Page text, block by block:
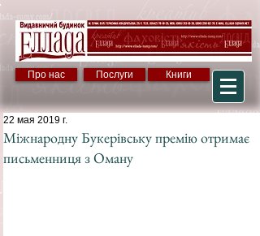
Про нас Послуги Книги
Міжнародну Букерівську премію отримає
письменниця з Оману
22 мая 2019 г.